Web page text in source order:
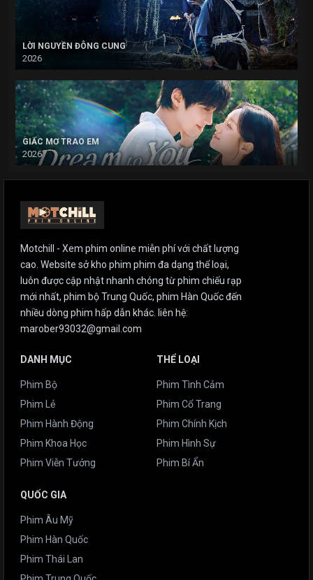
LỜI NGUYỀN ĐÔNG CUNG
2026
GIẤC MƠ TRAO EM
2026
Motchill - Xem phim online miễn phí với chất lượng
cao. Website sở kho phim phim đa dạng thể loại,
luôn được cập nhật nhanh chóng từ phim chiếu rạp
mới nhất, phim bộ Trung Quốc, phim Hàn Quốc đến
nhiều dòng phim hấp dẫn khác. liên hệ:
marober93032@gmail.com
DANH MỤC
Phim Bộ
Phim Lẻ
Phim Hành Động
Phim Khoa Học
Phim Viễn Tưởng
THỂ LOẠI
Phim Tình Cảm
Phim Cổ Trang
Phim Chính Kịch
Phim Hình Sự
Phim Bí Ẩn
QUỐC GIA
Phim Âu Mỹ
Phim Hàn Quốc
Phim Thái Lan